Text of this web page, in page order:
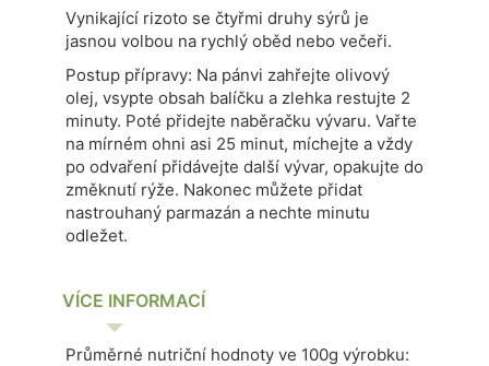
Vynikající rizoto se čtyřmi druhy sýrů je
jasnou volbou na rychlý oběd nebo večeři.
Postup přípravy: Na pánvi zahřejte olivový
olej, vsypte obsah balíčku a zlehka restujte 2
minuty. Poté přidejte naběračku vývaru. Vařte
na mírném ohni asi 25 minut, míchejte a vždy
po odvaření přidávejte další vývar, opakujte do
změknutí rýže. Nakonec můžete přidat
nastrouhaný parmazán a nechte minutu
odležet.
VÍCE INFORMACÍ
Průměrné nutriční hodnoty ve 100g výrobku: